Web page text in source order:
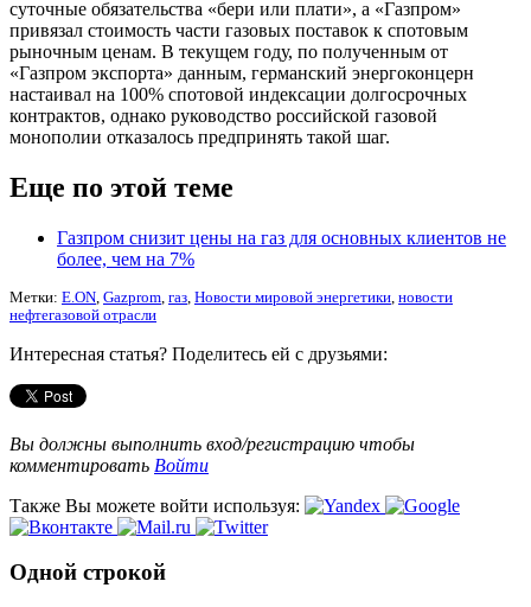
суточные обязательства «бери или плати», а «Газпром»
привязал стоимость части газовых поставок к спотовым
рыночным ценам. В текущем году, по полученным от
«Газпром экспорта» данным, германский энергоконцерн
настаивал на 100% спотовой индексации долгосрочных
контрактов, однако руководство российской газовой
монополии отказалось предпринять такой шаг.
Еще по этой теме
Газпром снизит цены на газ для основных клиентов не
более, чем на 7%
Метки: E.ON Gazprom газ Новости мировой энергетики новости
нефтегазовой отрасли
Интересная статья? Поделитесь ей с друзьями:
Вы должны выполнить вход/регистрацию чтобы
комментировать Войти
Также Вы можете войти используя:
Одной строкой